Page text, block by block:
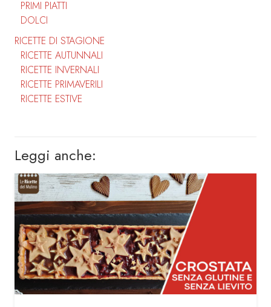
PRIMI PIATTI
DOLCI
RICETTE DI STAGIONE
RICETTE AUTUNNALI
RICETTE INVERNALI
RICETTE PRIMAVERILI
RICETTE ESTIVE
Leggi anche: